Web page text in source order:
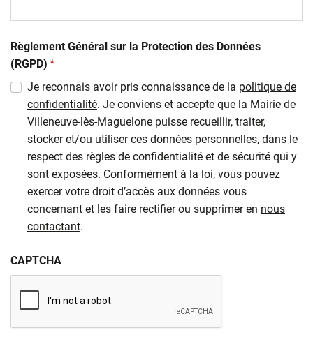
Règlement Général sur la Protection des Données
(RGPD) (obligatoire)
*
Je reconnais avoir pris connaissance de la politique de
confidentialité. Je conviens et accepte que la Mairie de
Villeneuve-lès-Maguelone puisse recueillir, traiter,
stocker et/ou utiliser ces données personnelles, dans le
respect des règles de confidentialité et de sécurité qui y
sont exposées. Conformément à la loi, vous pouvez
exercer votre droit d’accès aux données vous
concernant et les faire rectifier ou supprimer en nous
contactant.
CAPTCHA